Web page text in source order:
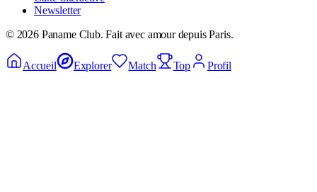
Newsletter
© 2026Paname Club. Fait avec amour depuis Paris.
Accueil Explorer Match Top Profil